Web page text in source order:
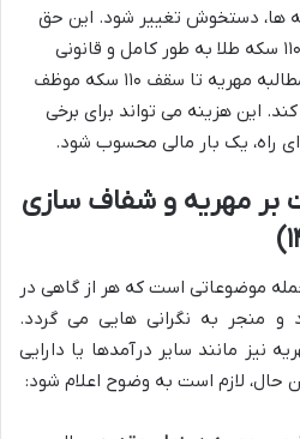
ها، دستخوش تغییر شود. این حق
است و زن بابت مطالبه مهریه تا سقف ۱۱۰ سکه موظف
این هزینه می تواند برای برخی
راه، یک بار مالی محسوب شود.
بر مهریه و شفاف سازی
موضوعاتی است که هر از گاهی در
منجر به نگرانی هایی می گردد.
نیز مانند سایر درآمدها یا دارایی
حال، لازم است به وضوح اعلام شود: